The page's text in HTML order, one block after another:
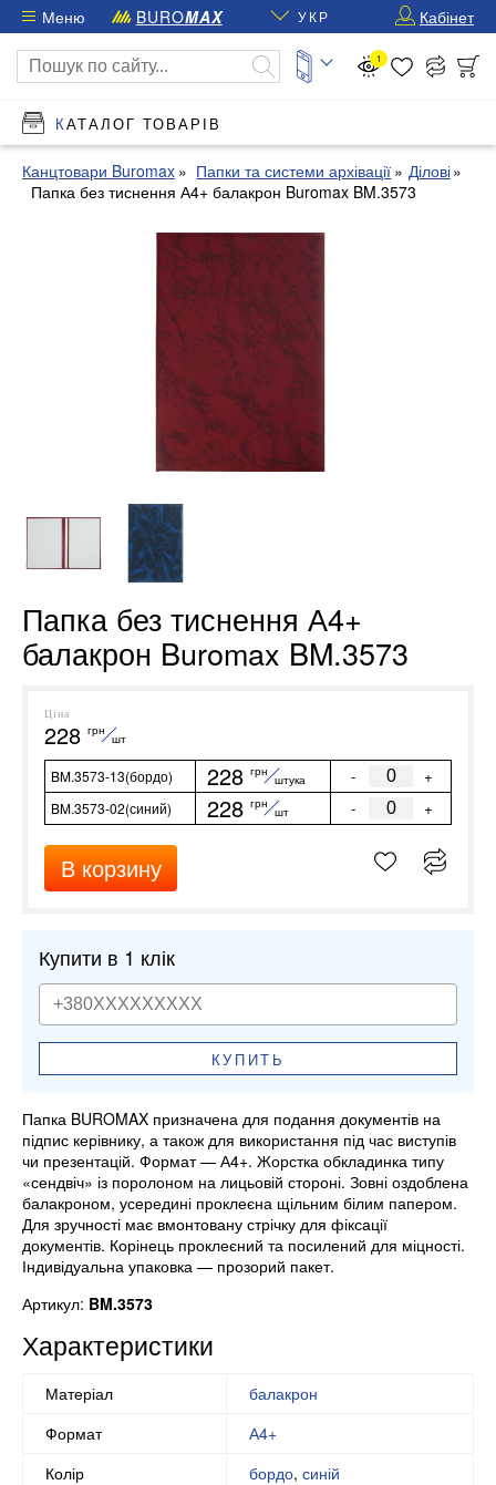
Меню BUROMAX УКР Кабінет
1
КАТАЛОГ ТОВАРІВ
Канцтовари Buromax Папки та системи архівації
Ділові
Папка без тиснення А4+ балакрон Buromax BM.3573
Папка без тиснення А4+
балакрон Buromax BM.3573
Ціна
228 грн
шт
BM.3573-13(бордо) 228 грн
штука - +
BM.3573-02(синий) 228 грн
шт - +
В корзину
Купити в 1 клік
КУПИТЬ
Папка BUROMAX призначена для подання документів на
підпис керівнику, а також для використання під час виступів
чи презентацій. Формат — А4+. Жорстка обкладинка типу
«сендвіч» із поролоном на лицьовій стороні. Зовні оздоблена
балакроном, усередині проклеєна щільним білим папером.
Для зручності має вмонтовану стрічку для фіксації
документів. Корінець проклеєний та посилений для міцності.
Індивідуальна упаковка — прозорий пакет.
Артикул: BM.3573
Характеристики
Матеріал
балакрон
Формат
А4+
Колір
бордо, синій